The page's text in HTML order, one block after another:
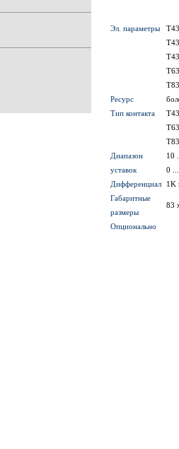
Эл. параметры
Ресурс
Тип контакта
Диапазон
уставок
10
0
Дифференциал
1K
Габаритные
размеры
83
Опционально